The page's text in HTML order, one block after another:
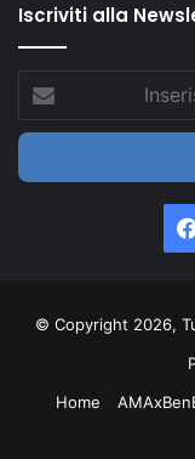
Iscriviti alla
tuo
mail
© Copyright 2026,
Home